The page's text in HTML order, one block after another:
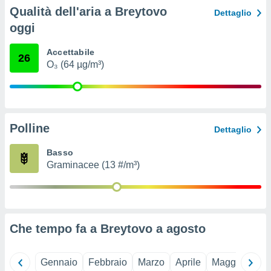
non
dei
Qualità dell'aria a Breytovo
oggi
Dettaglio
26 Accettabile
O₃ (64 µg/m³)
Polline Dettaglio
Basso
Graminacee (13 #/m³)
Che tempo fa a Breytovo a agosto
Gennaio Febbraio Marzo Aprile Maggio